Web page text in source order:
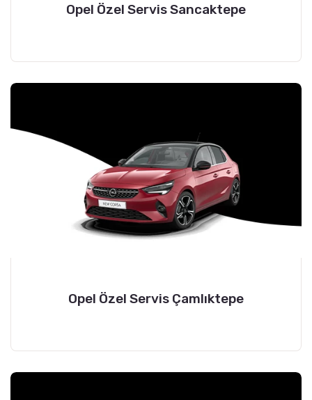
Opel Özel Servis Sancaktepe
Opel Özel Servis Çamlıktepe